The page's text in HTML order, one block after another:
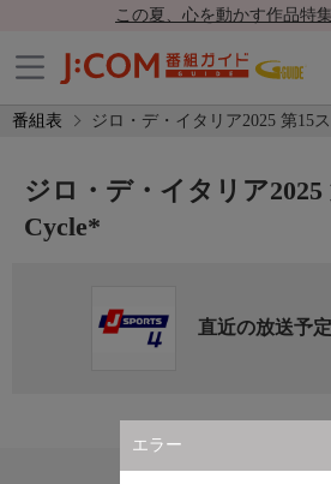
この夏、心を動かす作品特
番組表 ジロ・デ・イタリア2025 第15
エラー
ジロ・デ・イタリア2025
Cycle*
直近の放送予